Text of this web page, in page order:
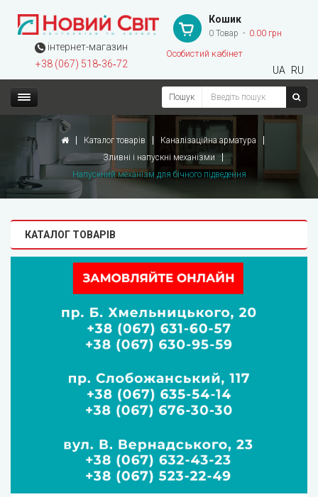
інтернет-магазин
+38 (067) 518‑36‑72
Кошик
0 Товар 0.00 грн
Особистий кабінет
UA RU
Пошук
Каталог товарів
Каналізаційна арматура
Зливні і напускні механізми
Напускний механізм для бічного підведення
КАТАЛОГ ТОВАРІВ